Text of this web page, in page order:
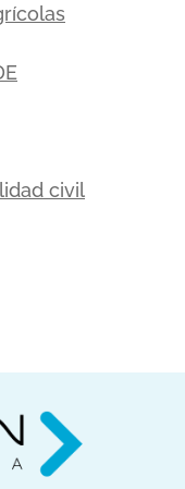
civil